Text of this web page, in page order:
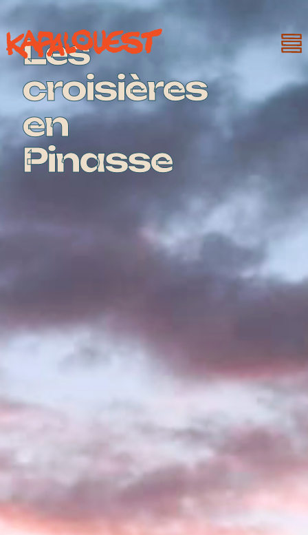
Les
croisières
en
Pinasse